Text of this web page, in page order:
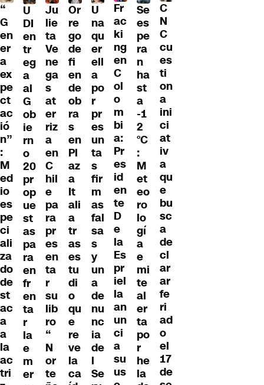
“
G
en
er
a
ex
pe
ct
ac
ió
n”
:
M
ed
io
es
pe
ci
ali
za
do
de
st
ac
a
a
la
ac
tri
U
DI
en
tr
eg
a
al
G
ob
ie
rn
o
20
pr
op
ue
st
as
pa
ra
en
fr
en
ta
r
la
e
m
er
Ju
lie
ta
Ve
ne
ga
s
at
er
riz
a
en
C
hil
e
pa
ra
pr
es
en
ta
r
su
lib
ro
“
N
or
te
Or
re
go
de
fi
en
de
ob
ra
s
en
Pl
az
a
It
ali
a
tr
as
es
tu
di
o
qu
e
re
ve
la
ca
U
na
qu
er
ell
a
po
r
pr
es
un
ta
s
fir
m
as
fal
sa
s
y
un
a
de
nu
nc
ia
de
l
Se
Fr
ac
ki
ng
en
C
ol
o
m
bi
a:
Pr
es
id
en
te
D
e
la
Es
pr
iel
la
an
un
ci
a
su
us
Se
es
pe
ra
n
ha
st
a
-1
2
°C
:
M
et
eo
ro
lo
gí
a
e
mi
te
al
er
ta
po
r
he
la
C
N
C
cu
es
ti
on
a
ini
ci
at
iv
a
qu
e
bu
sc
a
de
cl
ar
ar
fe
ri
ad
o
el
17
de